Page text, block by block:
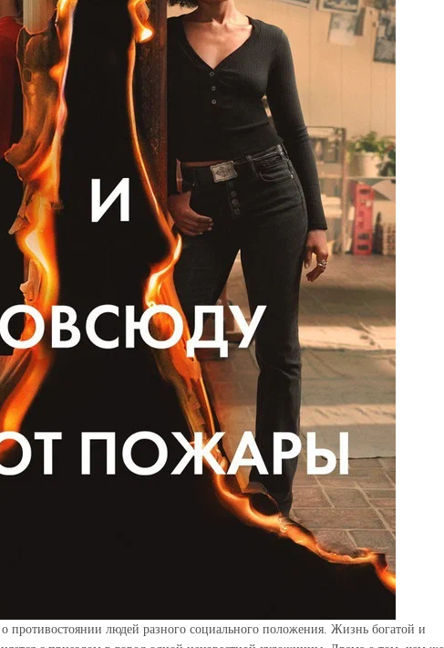
противостоянии людей разного социального положения. Жизнь богатой и